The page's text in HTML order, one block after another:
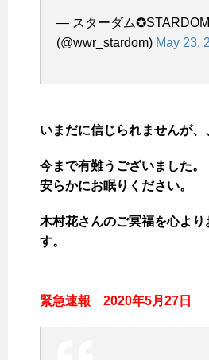
— スターダム✪STARDOM
(@wwr_stardom) May 23,
いまだに信じられませんが、
今まで有難うございました。
安らかにお眠りください。
木村花さんのご冥福を心より
す。
緊急速報 2020年5月27日